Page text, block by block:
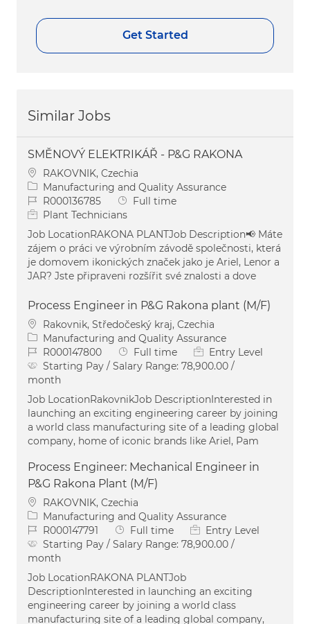
Get Started
Similar Jobs
SMĚNOVÝ ELEKTRIKÁŘ - P&G RAKONA
Location
RAKOVNIK, Czechia
Category
Manufacturing and Quality Assurance
Job IdR000136785 Job Type
Full time
Plant Technicians
Job LocationRAKONA PLANTJob Description📢 Máte
zájem o práci ve výrobním závodě společnosti, která
je domovem ikonických značek jako je Ariel, Lenor a
JAR? Jste připraveni rozšířit své znalosti a dove
Process Engineer in P&G Rakona plant (M/F)
Location
Rakovnik, Středočeský kraj, Czechia
Category
Manufacturing and Quality Assurance
Job IdR000147800 Job Type
Full time
Entry Level
Starting Pay / Salary Range: 78,900.00 /
month
Job LocationRakovnikJob DescriptionInterested in
launching an exciting engineering career by joining
a world class manufacturing site of a leading global
company, home of iconic brands like Ariel, Pam
Process Engineer: Mechanical Engineer in
P&G Rakona Plant (M/F)
Location
RAKOVNIK, Czechia
Category
Manufacturing and Quality Assurance
Job IdR000147791 Job Type
Full time
Entry Level
Starting Pay / Salary Range: 78,900.00 /
month
Job LocationRAKONA PLANTJob
DescriptionInterested in launching an exciting
engineering career by joining a world class
manufacturing site of a leading global company,